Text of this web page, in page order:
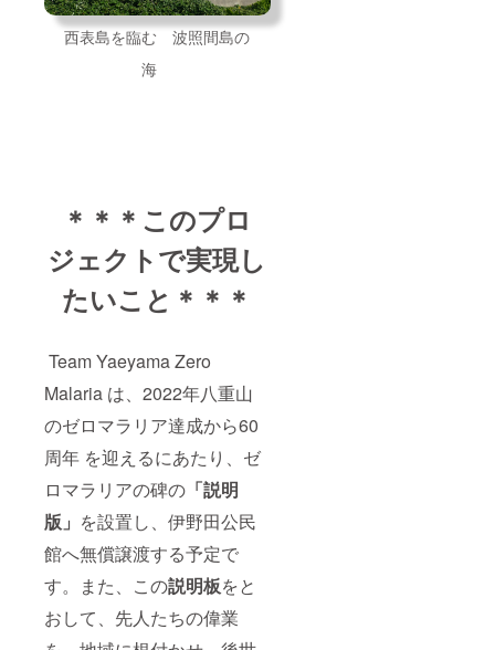
西表島を臨む 波照間島の
海
＊ ＊＊ このプロ
ジェクトで実現し
たいこと＊＊＊
Team Yaeyama Zero
Malaria は、2022年八重山
のゼロマラリア達成から60
周年 を迎えるにあたり、ゼ
ロマラリアの碑の 「説明
版」 を設置し、伊野田公民
館へ無償譲渡する予定で
す。また、この説明板をと
おして、先人たちの偉業